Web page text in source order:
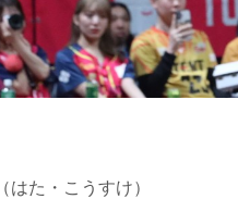
た・こうすけ）